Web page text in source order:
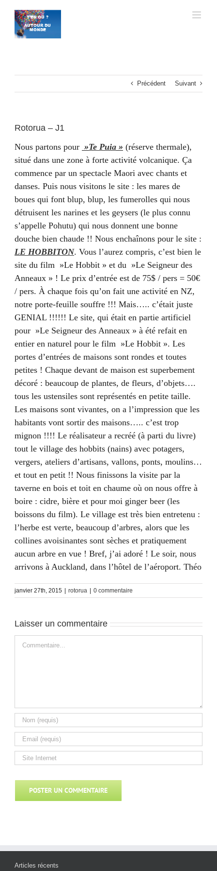
contenu
Précédent Suivant
Rotorua – J1
Nous partons pour »Te Puia » (réserve thermale),
situé dans une zone à forte activité volcanique. Ça
commence par un spectacle Maori avec chants et
danses. Puis nous visitons le site : les mares de
boues qui font blup, blup, les fumerolles qui nous
détruisent les narines et les geysers (le plus connu
s’appelle Pohutu) qui nous donnent une bonne
douche bien chaude !! Nous enchaînons pour le site :
LE HOBBITON. Vous l’aurez compris, c’est bien le
site du film »Le Hobbit » et du »Le Seigneur des
Anneaux » ! Le prix d’entrée est de 75$ / pers = 50€
/ pers. À chaque fois qu’on fait une activité en NZ,
notre porte-feuille souffre !!! Mais….. c’était juste
GENIAL !!!!!! Le site, qui était en partie artificiel
pour »Le Seigneur des Anneaux » à été refait en
entier en naturel pour le film »Le Hobbit ». Les
portes d’entrées de maisons sont rondes et toutes
petites ! Chaque devant de maison est superbement
décoré : beaucoup de plantes, de fleurs, d’objets….
tous les ustensiles sont représentés en petite taille.
Les maisons sont vivantes, on a l’impression que les
habitants vont sortir des maisons….. c’est trop
mignon !!!! Le réalisateur a recréé (à parti du livre)
tout le village des hobbits (nains) avec potagers,
vergers, ateliers d’artisans, vallons, ponts, moulins…
et tout en petit !! Nous finissons la visite par la
taverne en bois et toit en chaume où on nous offre à
boire : cidre, bière et pour moi ginger beer (les
boissons du film). Le village est très bien entretenu :
l’herbe est verte, beaucoup d’arbres, alors que les
collines avoisinantes sont sèches et pratiquement
aucun arbre en vue ! Bref, j’ai adoré ! Le soir, nous
arrivons à Auckland, dans l’hôtel de l’aéroport. Théo
janvier 27th, 2015 rotorua 0 commentaire
Laisser un commentaire
Articles récents